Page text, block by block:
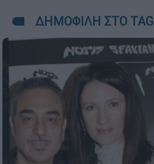
ΔΗΜΟΦΙΛΗ ΣΤΟ TAG